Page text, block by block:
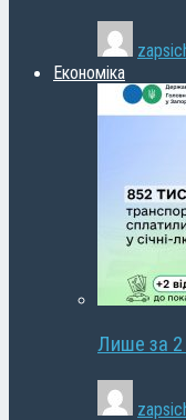
Економіка
Лише за 2